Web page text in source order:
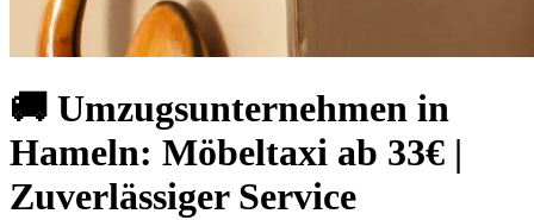
🚚 Umzugsunternehmen in
Hameln: Möbeltaxi ab 33€ |
Zuverlässiger Service